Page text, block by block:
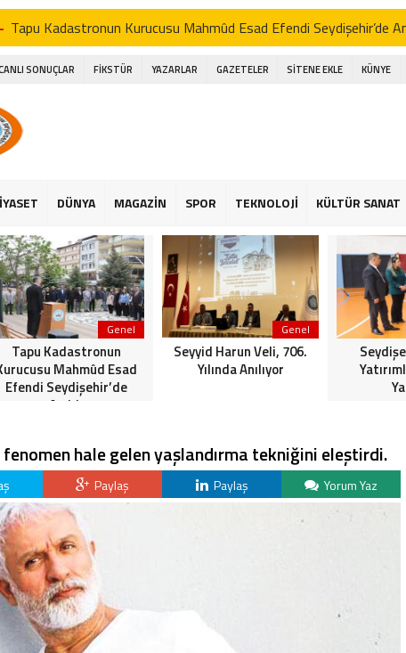
Tapu Kadastronun Kurucusu Mahmûd Esad Efendi Seydişehir’de
Seyyid Harun Veli, 706. Yılında Anılıyor
Seydişehir Belediye Başkanı Hasan Ustaoğlu, Gazetecilerle Buluştu
Suğla gölünde Bereketli Balık sezonu: Avcılar da Kooperatif de
Başkan Ustaoğlu gazetecilerle aynı sofrada buluştu
Suğla Kapalı Havzası Bereketiyle Çiftçinin Yüzünü Güldürüyor
SONUÇLAR FİKSTÜR YAZARLAR GAZETELER SİTENE EKLE KÜNYE
DÜNYA MAGAZİN SPOR TEKNOLOJİ KÜLTÜR SANAT
Genel
Tapu Kadastronun
Mahmûd Esad
Efendi Seydişehir’de
Anıldı
Genel
Seyyid Harun Veli, 706.
Yılında Anılıyor
hale gelen yaşlandırma tekniğini eleştirdi.
Paylaş Paylaş Yorum Yaz